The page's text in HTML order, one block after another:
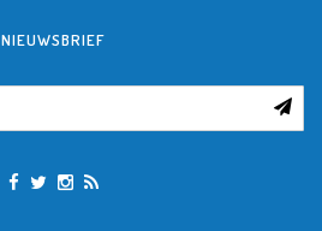
NIEUWSBRIEF